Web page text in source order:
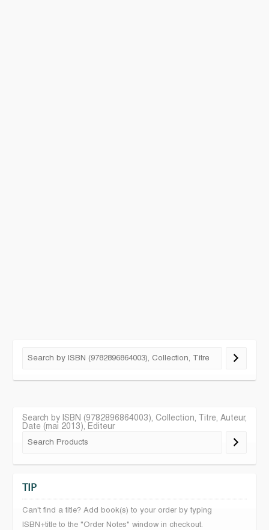
Search by ISBN (9782896864003), Collection, Titre, Auteur,
Date (mai 2013), Editeur
TIP
Can't find a title? Add book(s) to your order by typing
ISBN+title to the "Order Notes" window in checkout.